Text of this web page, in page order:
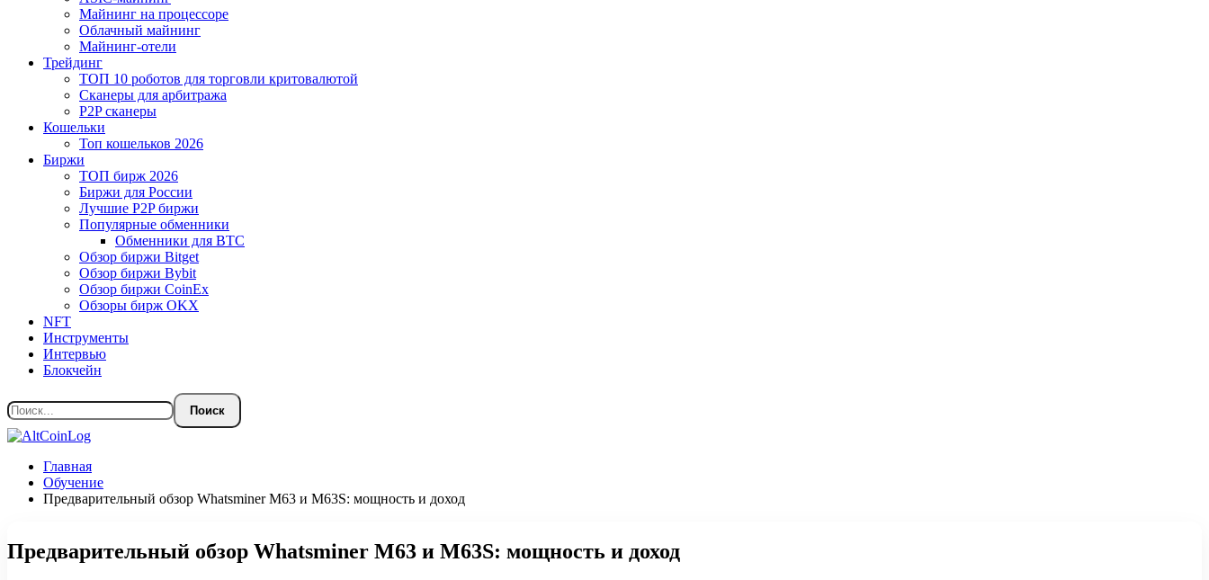
Майнинг на процессоре
Облачный майнинг
Майнинг-отели
Трейдинг
ТОП 10 роботов для торговли критовалютой
Сканеры для арбитража
P2P сканеры
Кошельки
Топ кошельков 2026
Биржи
ТОП бирж 2026
Биржи для России
Лучшие P2P биржи
Популярные обменники
Обменники для BTC
Обзор биржи Bitget
Обзор биржи Bybit
Обзор биржи CoinEx
Обзоры бирж OKX
NFT
Инструменты
Интервью
Блокчейн
Главная
Обучение
Предварительный обзор Whatsminer M63 и M63S: мощность и доход
Предварительный обзор Whatsminer M63 и M63S: мощность и доход